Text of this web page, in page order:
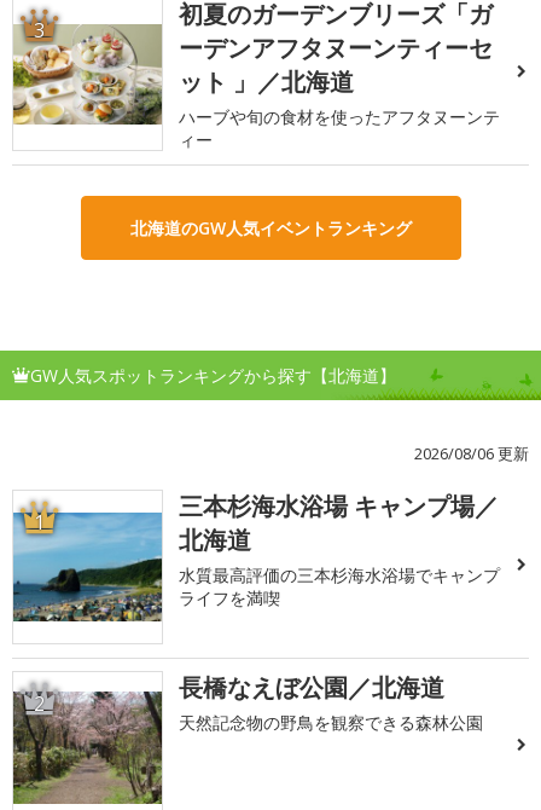
3
初夏のガーデンブリーズ「ガ
ーデンアフタヌーンティーセ
ット 」／北海道
ハーブや旬の食材を使ったアフタヌーンテ
ィー
北海道のGW人気イベントランキング
GW人気スポットランキングから探す【北海道】
2026/08/06 更新
1
三本杉海水浴場 キャンプ場／
北海道
水質最高評価の三本杉海水浴場でキャンプ
ライフを満喫
2 長橋なえぼ公園／北海道
天然記念物の野鳥を観察できる森林公園